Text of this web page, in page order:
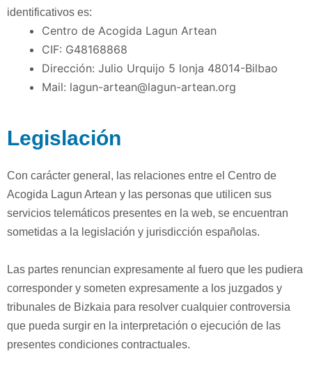
identificativos es:
Centro de Acogida Lagun Artean
CIF: G48168868
Dirección: Julio Urquijo 5 lonja 48014-Bilbao
Mail: lagun-artean@lagun-artean.org
Legislación
Con carácter general, las relaciones entre el Centro de
Acogida Lagun Artean y las personas que utilicen sus
servicios telemáticos presentes en la web, se encuentran
sometidas a la legislación y jurisdicción españolas.
Las partes renuncian expresamente al fuero que les pudiera
corresponder y someten expresamente a los juzgados y
tribunales de Bizkaia para resolver cualquier controversia
que pueda surgir en la interpretación o ejecución de las
presentes condiciones contractuales.